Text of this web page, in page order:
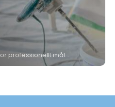
Kungshäll Måleri & Bygg utför professionellt måleri i Stockholm - invändigt och utvändigt, för privatpersoner och fastighetsägare. Med över 35 års erfarenhet, medlemskap i Måleriföretagen och ett tydligt garantiåtagande vet du att jobbet görs rätt.